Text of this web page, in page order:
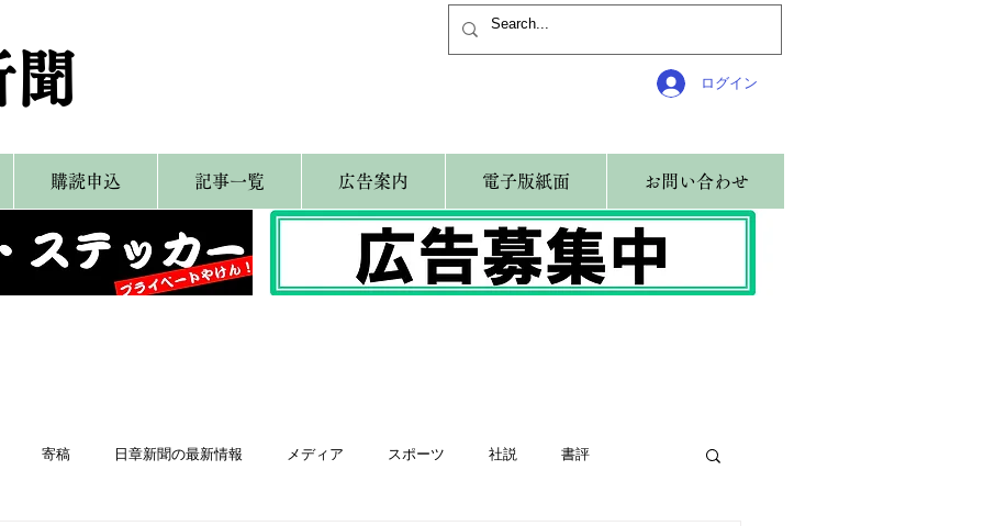
ログイン
購読申込 記事一覧 広告案内 電子版紙面 お問い合わせ
寄稿 日章新聞の最新情報 メディア スポーツ 社説 書評